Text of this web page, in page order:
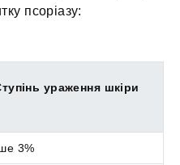
псоріазу:
ураження шкіри
3%